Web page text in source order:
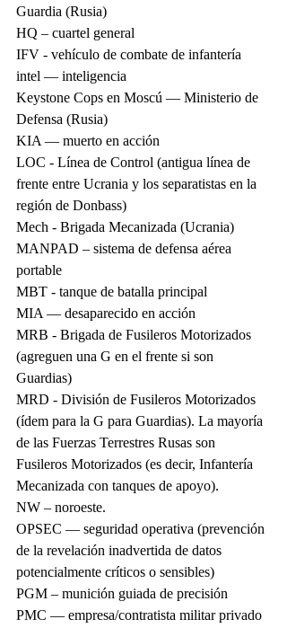
Guardia (Rusia)
HQ – cuartel general
IFV - vehículo de combate de infantería
intel — inteligencia
Keystone Cops en Moscú — Ministerio de
Defensa (Rusia)
KIA — muerto en acción
LOC - Línea de Control (antigua línea de
frente entre Ucrania y los separatistas en la
región de Donbass)
Mech - Brigada Mecanizada (Ucrania)
MANPAD – sistema de defensa aérea
portable
MBT - tanque de batalla principal
MIA — desaparecido en acción
MRB - Brigada de Fusileros Motorizados
(agreguen una G en el frente si son
Guardias)
MRD - División de Fusileros Motorizados
(ídem para la G para Guardias). La mayoría
de las Fuerzas Terrestres Rusas son
Fusileros Motorizados (es decir, Infantería
Mecanizada con tanques de apoyo).
NW – noroeste.
OPSEC — seguridad operativa (prevención
de la revelación inadvertida de datos
potencialmente críticos o sensibles)
PGM – munición guiada de precisión
PMC — empresa/contratista militar privado